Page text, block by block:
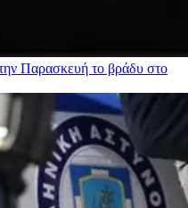
Παρασκευή το βράδυ στο